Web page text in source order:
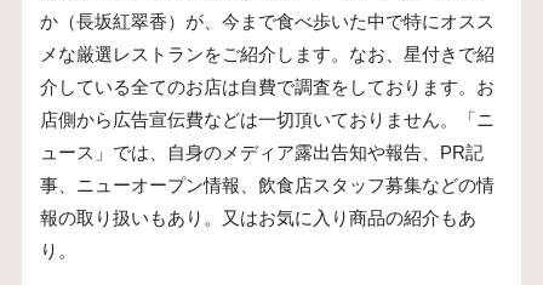
か（長坂紅翠香）が、今まで食べ歩いた中で特にオスス
メな厳選レストランをご紹介します。なお、星付きで紹
介している全てのお店は自費で調査をしております。お
店側から広告宣伝費などは一切頂いておりません。「ニ
ュース」では、自身のメディア露出告知や報告、PR記
事、ニューオープン情報、飲食店スタッフ募集などの情
報の取り扱いもあり。又はお気に入り商品の紹介もあ
り。